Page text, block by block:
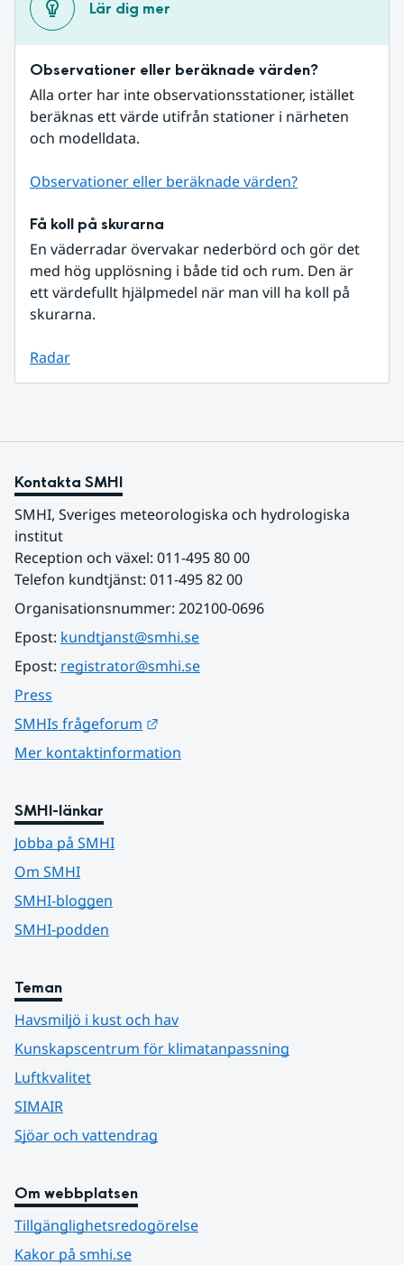
Lär dig mer
Observationer eller beräknade värden?
Alla orter har inte observationsstationer, istället
beräknas ett värde utifrån stationer i närheten
och modelldata.
Observationer eller beräknade värden?
Få koll på skurarna
En väderradar övervakar nederbörd och gör det
med hög upplösning i både tid och rum. Den är
ett värdefullt hjälpmedel när man vill ha koll på
skurarna.
Radar
Kontakta SMHI
SMHI, Sveriges meteorologiska och hydrologiska
institut
Reception och växel: 011-495 80 00
Telefon kundtjänst: 011-495 82 00
Organisationsnummer: 202100-0696
Epost: kundtjanst@smhi.se
Epost: registrator@smhi.se
Press
SMHIs frågeforum
Mer kontaktinformation
SMHI-länkar
Jobba på SMHI
Om SMHI
SMHI-bloggen
SMHI-podden
Teman
Havsmiljö i kust och hav
Kunskapscentrum för klimatanpassning
Luftkvalitet
SIMAIR
Sjöar och vattendrag
Om webbplatsen
Tillgänglighetsredogörelse
Kakor på smhi.se